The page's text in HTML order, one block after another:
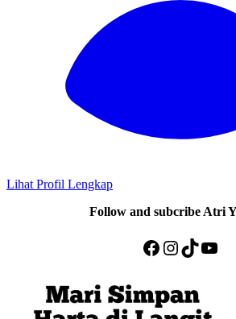
Lihat Profil Lengkap
Follow and subcribe Atri
Facebook
Instagram
TikTok